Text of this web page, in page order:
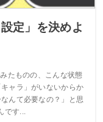
定」を決めよ
たものの、こんな状態
ャラ」がいないからか
んて必要なの？」と思
です...